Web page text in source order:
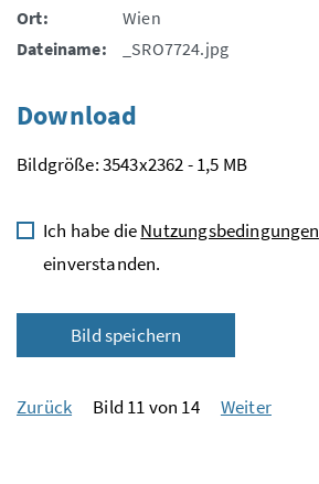
Ort:
Wien
Dateiname:
_SRO7724.jpg
Download
Bildgröße: 3543x2362 - 1,5 MB
Ich habe dieNutzungsbedingungen
einverstanden.
Bild speichern
Zurück Bild 11 von 14 Weiter